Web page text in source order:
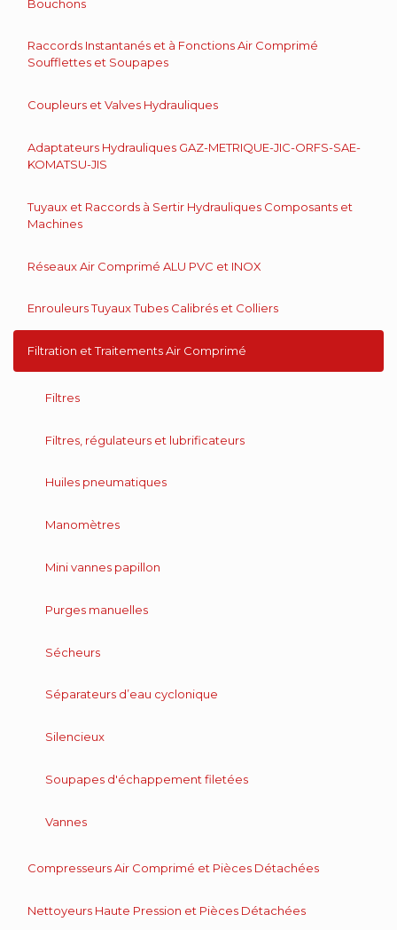
Bouchons
Raccords Instantanés et à Fonctions Air Comprimé
Soufflettes et Soupapes
Coupleurs et Valves Hydrauliques
Adaptateurs Hydrauliques GAZ-METRIQUE-JIC-ORFS-SAE-
KOMATSU-JIS
Tuyaux et Raccords à Sertir Hydrauliques Composants et
Machines
Réseaux Air Comprimé ALU PVC et INOX
Enrouleurs Tuyaux Tubes Calibrés et Colliers
Filtration et Traitements Air Comprimé
Filtres
Filtres, régulateurs et lubrificateurs
Huiles pneumatiques
Manomètres
Mini vannes papillon
Purges manuelles
Sécheurs
Séparateurs d’eau cyclonique
Silencieux
Soupapes d'échappement filetées
Vannes
Compresseurs Air Comprimé et Pièces Détachées
Nettoyeurs Haute Pression et Pièces Détachées